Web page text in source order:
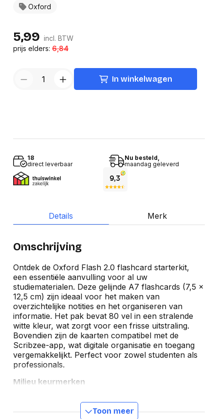
Oxford
5,99 incl. BTW
prijs elders:6,84
In winkelwagen
18
direct leverbaar
Nu besteld,
maandag geleverd
Details Merk
Omschrijving
Ontdek de Oxford Flash 2.0 flashcard starterkit,
een essentiële aanvulling voor al uw
studiematerialen. Deze gelijnde A7 flashcards (7,5 x
12,5 cm) zijn ideaal voor het maken van
overzichtelijke notities en het organiseren van
informatie. Het pak bevat 80 vel in een stralende
witte kleur, wat zorgt voor een frisse uitstraling.
Bovendien zijn de kaarten compatibel met de
Scribzee-app, wat digitale organisatie en toegang
vergemakkelijkt. Perfect voor zowel studenten als
professionals.
Milieu keurmerken
Toon meer